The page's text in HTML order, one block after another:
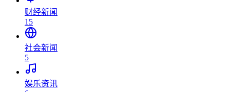
财经新闻
15
社会新闻
5
娱乐资讯